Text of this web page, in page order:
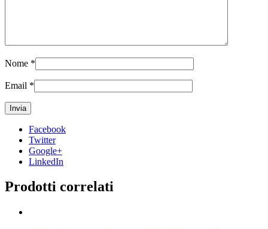
Nome *
Email *
Facebook
Twitter
Google+
LinkedIn
Prodotti correlati